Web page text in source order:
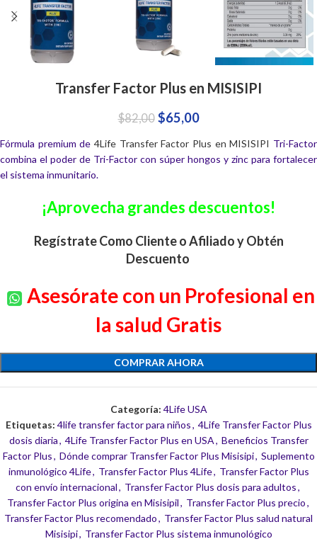
Transfer Factor Plus en MISISIPI
$82,00 $65,00
Fórmula premium de 4Life Transfer Factor Plus en MISISIPI Tri-Factor
combina el poder de Tri-Factor con súper hongos y zinc para fortalecer
el sistema inmunitario.
¡Aprovecha grandes descuentos!
Regístrate Como Cliente o Afiliado y Obtén
Descuento
Asesórate con un Profesional en
la salud Gratis
COMPRAR AHORA
Categoría: 4Life USA
Etiquetas: 4life transfer factor para niños, 4Life Transfer Factor Plus
dosis diaria, 4Life Transfer Factor Plus en USA, Beneficios Transfer
Factor Plus, Dónde comprar Transfer Factor Plus Misisipi, Suplemento
inmunológico 4Life, Transfer Factor Plus 4Life, Transfer Factor Plus
con envío internacional, Transfer Factor Plus dosis para adultos,
Transfer Factor Plus origina en Misisipil, Transfer Factor Plus precio,
Transfer Factor Plus recomendado, Transfer Factor Plus salud natural
Misisipi, Transfer Factor Plus sistema inmunológico